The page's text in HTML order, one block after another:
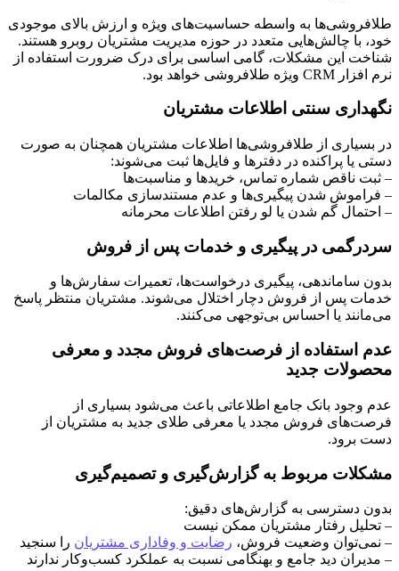
طلافروشی‌ها به واسطه حساسیت‌های ویژه و ارزش بالای موجودی
خود، با چالش‌هایی متعدد در حوزه مدیریت مشتریان روبرو هستند.
شناخت این مشکلات، گامی اساسی برای درک ضرورت استفاده از
نرم افزار CRM ویژه طلافروشی خواهد بود.
نگهداری سنتی اطلاعات مشتریان
در بسیاری از طلافروشی‌ها اطلاعات مشتریان همچنان به صورت
دستی یا پراکنده در دفترها و فایل‌ها ثبت می‌شوند:
– ثبت ناقص شماره تماس، خریدها و مناسبت‌ها
– فراموش شدن پیگیری‌ها و عدم مستندسازی مکالمات
– احتمال گم شدن یا لو رفتن اطلاعات محرمانه
سردرگمی در پیگیری و خدمات پس از فروش
بدون ساماندهی، پیگیری درخواست‌ها، تعمیرات سفارش‌ها و
خدمات پس از فروش دچار اختلال می‌شوند. مشتریان منتظر پاسخ
می‌مانند یا احساس بی‌توجهی می‌کنند.
عدم استفاده از فرصت‌های فروش مجدد و معرفی
محصولات جدید
عدم وجود بانک جامع اطلاعاتی باعث می‌شود بسیاری از
فرصت‌های فروش مجدد یا معرفی طلای جدید به مشتریان از
دست برود.
مشکلات مربوط به گزارش‌گیری و تصمیم‌گیری
بدون دسترسی به گزارش‌های دقیق:
– تحلیل رفتار مشتریان ممکن نیست
– نمی‌توان وضعیت فروش، رضایت و وفاداری مشتریان را سنجید
– مدیران دید جامع و بهنگامی نسبت به عملکرد کسب‌وکار ندارند